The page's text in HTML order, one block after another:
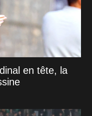
en tête, la